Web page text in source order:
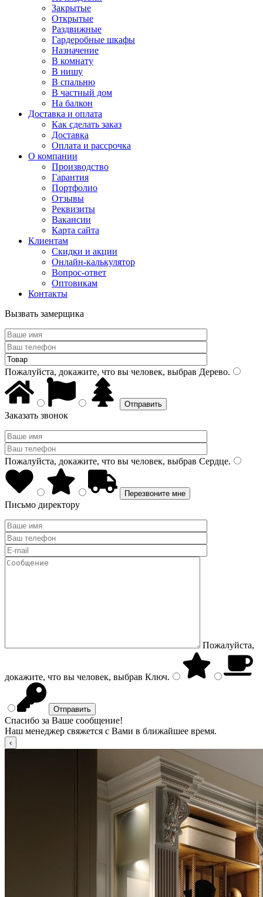
Закрытые
Открытые
Раздвижные
Гардеробные шкафы
Назначение
В комнату
В нишу
В спальню
В частный дом
На балкон
Доставка и оплата
Как сделать заказ
Доставка
Оплата и рассрочка
О компании
Производство
Гарантия
Портфолио
Отзывы
Реквизиты
Вакансии
Карта сайта
Клиентам
Скидки и акции
Онлайн-калькулятор
Вопрос-ответ
Оптовикам
Контакты
Вызвать замерщика
Пожалуйста, докажите, что вы человек, выбрав Дерево.
Заказать звонок
Пожалуйста, докажите, что вы человек, выбрав Сердце.
Письмо директору
Пожалуйста,
докажите, что вы человек, выбрав Ключ.
Спасибо за Ваше сообщение!
Наш менеджер свяжется с Вами в ближайшее время.